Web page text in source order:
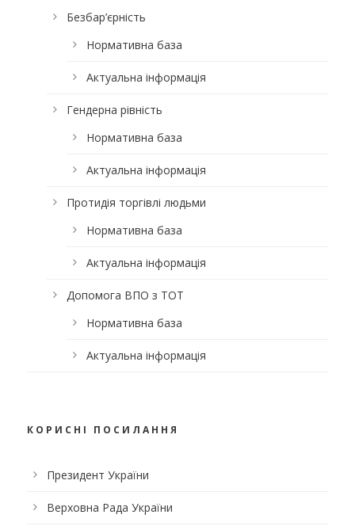
Безбар’єрність
Нормативна база
Актуальна інформація
Гендерна рівність
Нормативна база
Актуальна інформація
Протидія торгівлі людьми
Нормативна база
Актуальна інформація
Допомога ВПО з ТОТ
Нормативна база
Актуальна інформація
КОРИСНІ ПОСИЛАННЯ
Президент України
Верховна Рада України